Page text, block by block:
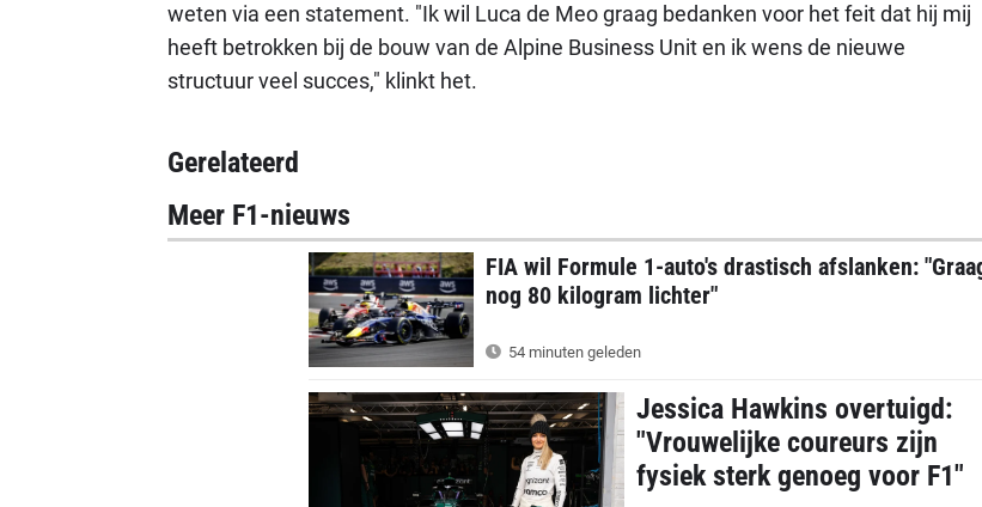
weten via een statement. "Ik wil Luca de Meo graag bedanken voor het feit dat hij mij
heeft betrokken bij de bouw van de Alpine Business Unit en ik wens de nieuwe
structuur veel succes," klinkt het.
Gerelateerd
Meer F1-nieuws
FIA wil Formule 1-auto's drastisch afslanken:
nog 80 kilogram lichter"
54 minuten geleden
Jessica Hawkins overtuigd:
"Vrouwelijke coureurs zijn
fysiek sterk genoeg voor F1"